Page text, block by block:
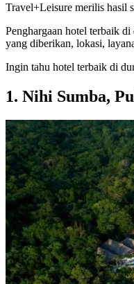
Travel+Leisure merilis hasil
Penghargaan hotel terbaik
yang diberikan, lokasi,
Ingin tahu hotel terbaik di
1. Nihi Sumba,